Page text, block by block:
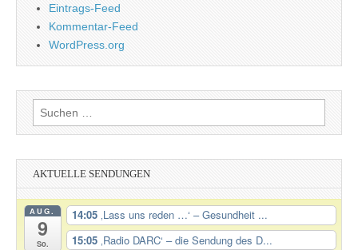
Eintrags-Feed
Kommentar-Feed
WordPress.org
Suchen
nach:
AKTUELLE SENDUNGEN
AUG.
9
So.
14:05 ‚Lass uns reden …‘ – Gesundheit ...
15:05 ‚Radio DARC‘ – die Sendung des D...